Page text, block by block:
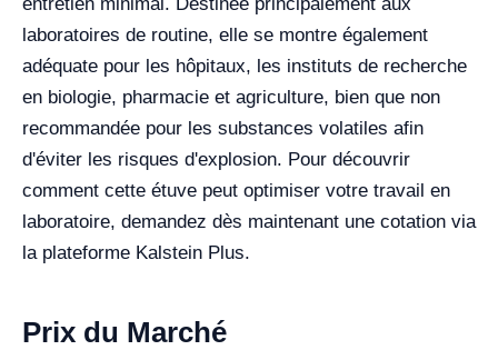
laboratoires de routine, elle se montre également
adéquate pour les hôpitaux, les instituts de recherche
en biologie, pharmacie et agriculture, bien que non
recommandée pour les substances volatiles afin
d'éviter les risques d'explosion. Pour découvrir
comment cette étuve peut optimiser votre travail en
laboratoire, demandez dès maintenant une cotation via
la plateforme Kalstein Plus.
Prix du Marché